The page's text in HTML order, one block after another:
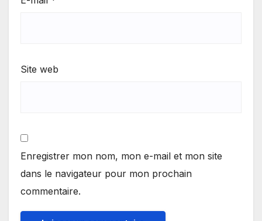
Site web
Enregistrer mon nom, mon e-mail et mon site
dans le navigateur pour mon prochain
commentaire.